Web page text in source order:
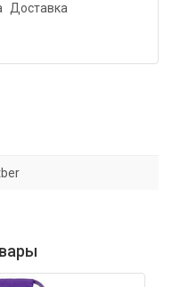
Доставка